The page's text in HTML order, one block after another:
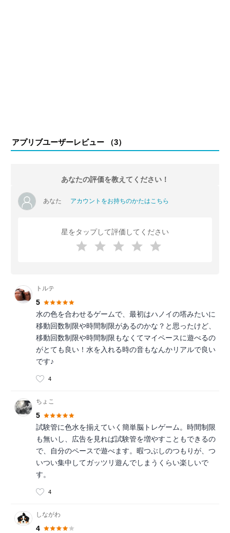
アプリブユーザーレビュー （3）
あなたの評価を教えてください！
あなた アカウントをお持ちのかたはこちら
星をタップして評価してください
トルテ
5
水の色を合わせるゲームで、最初はハノイの塔みたいに
移動回数制限や時間制限があるのかな？と思ったけど、
移動回数制限や時間制限もなくてマイペースに遊べるの
がとても良い！水を入れる時の音もなんかリアルで良い
です♪
4
ちょこ
5
試験管に色水を揃えていく簡単脳トレゲーム。時間制限
も無いし、広告を見れば試験管を増やすこともできるの
で、自分のペースで遊べます。暇つぶしのつもりが、つ
いつい集中してガッツリ遊んでしまうくらい楽しいで
す。
4
しながわ
4